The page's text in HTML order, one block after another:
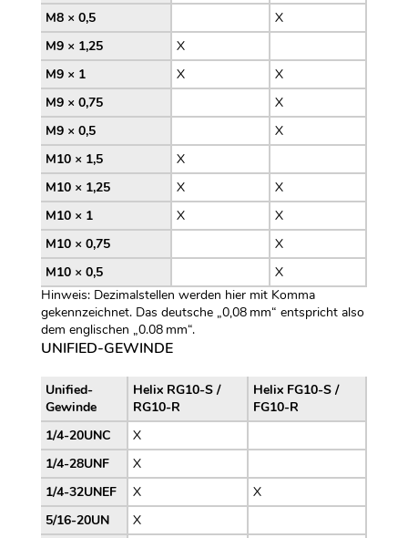
M8 × 0,5
X
M9 × 1,25
X
M9 × 1
X
X
M9 × 0,75
X
M9 × 0,5
X
M10 × 1,5
X
M10 × 1,25
X
X
M10 × 1
X
X
M10 × 0,75
X
M10 × 0,5
X
Hinweis: Dezimalstellen werden hier mit Komma
gekennzeichnet. Das deutsche „0,08 mm“ entspricht also
dem englischen „0.08 mm“.
UNIFIED-GEWINDE
Unified-
Gewinde
Helix RG10-S /
RG10-R
Helix FG10-S /
FG10-R
1/4-20UNC
X
1/4-28UNF
X
1/4-32UNEF
X
X
5/16-20UN
X